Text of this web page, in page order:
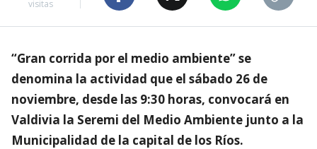
visitas
“Gran corrida por el medio ambiente” se
denomina la actividad que el sábado 26 de
noviembre, desde las 9:30 horas, convocará en
Valdivia la Seremi del Medio Ambiente junto a la
Municipalidad de la capital de los Ríos.